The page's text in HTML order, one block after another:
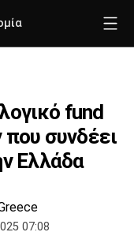
fund
συνδέει
Ελλάδα
07:08